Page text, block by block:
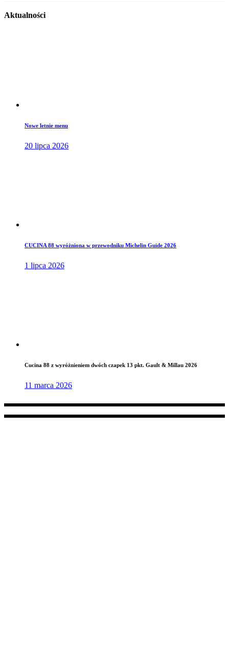
Aktualności
Nowe letnie menu
20 lipca 2026
CUCINA 88 wyróżniona w przewodniku Michelin Guide 2026
1 lipca 2026
Cucina 88 z wyróżnieniem dwóch czapek 13 pkt. Gault & Millau 2026
11 marca 2026